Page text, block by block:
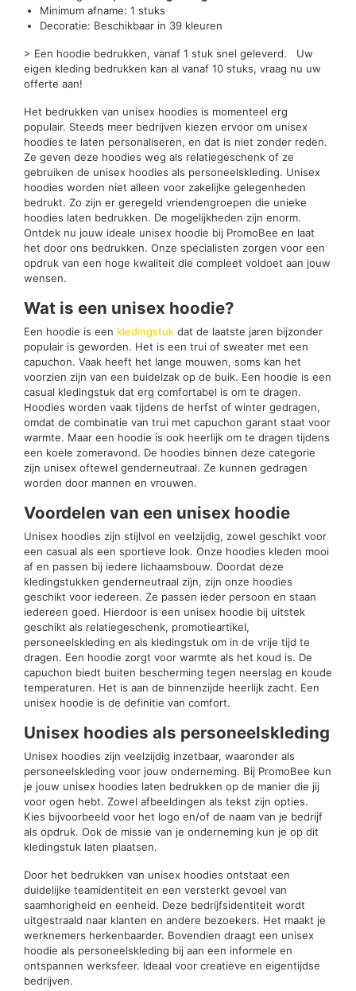
Minimum afname: 1 stuks
Decoratie: Beschikbaar in 39 kleuren
> Een hoodie bedrukken, vanaf 1 stuk snel geleverd. Uw
eigen kleding bedrukken kan al vanaf 10 stuks, vraag nu uw
offerte aan!
Het bedrukken van unisex hoodies is momenteel erg
populair. Steeds meer bedrijven kiezen ervoor om unisex
hoodies te laten personaliseren, en dat is niet zonder reden.
Ze geven deze hoodies weg als relatiegeschenk of ze
gebruiken de unisex hoodies als personeelskleding. Unisex
hoodies worden niet alleen voor zakelijke gelegenheden
bedrukt. Zo zijn er geregeld vriendengroepen die unieke
hoodies laten bedrukken. De mogelijkheden zijn enorm.
Ontdek nu jouw ideale unisex hoodie bij PromoBee en laat
het door ons bedrukken. Onze specialisten zorgen voor een
opdruk van een hoge kwaliteit die compleet voldoet aan jouw
wensen.
Wat is een unisex hoodie?
Een hoodie is een kledingstuk dat de laatste jaren bijzonder
populair is geworden. Het is een trui of sweater met een
capuchon. Vaak heeft het lange mouwen, soms kan het
voorzien zijn van een buidelzak op de buik. Een hoodie is een
casual kledingstuk dat erg comfortabel is om te dragen.
Hoodies worden vaak tijdens de herfst of winter gedragen,
omdat de combinatie van trui met capuchon garant staat voor
warmte. Maar een hoodie is ook heerlijk om te dragen tijdens
een koele zomeravond. De hoodies binnen deze categorie
zijn unisex oftewel genderneutraal. Ze kunnen gedragen
worden door mannen en vrouwen.
Voordelen van een unisex hoodie
Unisex hoodies zijn stijlvol en veelzijdig, zowel geschikt voor
een casual als een sportieve look. Onze hoodies kleden mooi
af en passen bij iedere lichaamsbouw. Doordat deze
kledingstukken genderneutraal zijn, zijn onze hoodies
geschikt voor iedereen. Ze passen ieder persoon en staan
iedereen goed. Hierdoor is een unisex hoodie bij uitstek
geschikt als relatiegeschenk, promotieartikel,
personeelskleding en als kledingstuk om in de vrije tijd te
dragen. Een hoodie zorgt voor warmte als het koud is. De
capuchon biedt buiten bescherming tegen neerslag en koude
temperaturen. Het is aan de binnenzijde heerlijk zacht. Een
unisex hoodie is de definitie van comfort.
Unisex hoodies als personeelskleding
Unisex hoodies zijn veelzijdig inzetbaar, waaronder als
personeelskleding voor jouw onderneming. Bij PromoBee kun
je jouw unisex hoodies laten bedrukken op de manier die jij
voor ogen hebt. Zowel afbeeldingen als tekst zijn opties.
Kies bijvoorbeeld voor het logo en/of de naam van je bedrijf
als opdruk. Ook de missie van je onderneming kun je op dit
kledingstuk laten plaatsen.
Door het bedrukken van unisex hoodies ontstaat een
duidelijke teamidentiteit en een versterkt gevoel van
saamhorigheid en eenheid. Deze bedrijfsidentiteit wordt
uitgestraald naar klanten en andere bezoekers. Het maakt je
werknemers herkenbaarder. Bovendien draagt een unisex
hoodie als personeelskleding bij aan een informele en
ontspannen werksfeer. Ideaal voor creatieve en eigentijdse
bedrijven.